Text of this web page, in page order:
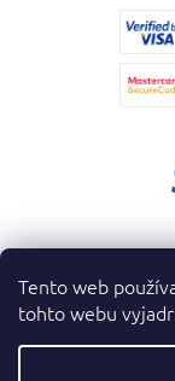
Tento web
tohto webu